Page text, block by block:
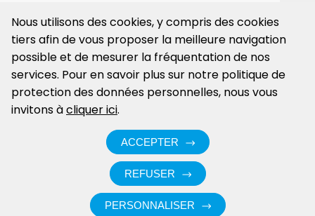
Carrières Innovation Actualités Intranet
Politique de confidentialité
Conditions d’utilisations des données
CGV & Certifications & Engagements
Nous utilisons des cookies, y compris des cookies
tiers afin de vous proposer la meilleure navigation
possible et de mesurer la fréquentation de nos
services. Pour en savoir plus sur notre politique de
protection des données personnelles, nous vous
invitons àcliquer ici.
ACCEPTER
REFUSER
PERSONNALISER